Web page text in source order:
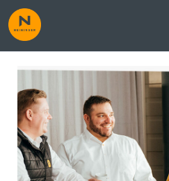
Consultant